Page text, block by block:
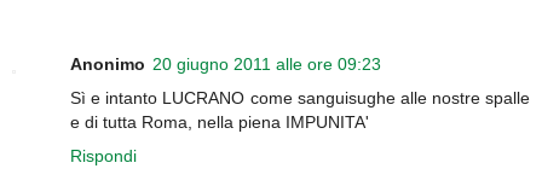
Anonimo 20 giugno 2011 alle ore 09:23
Sì e intanto LUCRANO come sanguisughe alle nostre spalle
e di tutta Roma, nella piena IMPUNITA'
Rispondi